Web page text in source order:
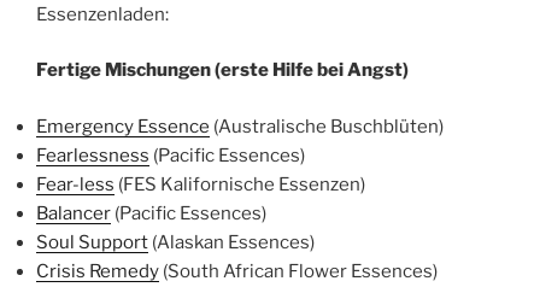
Essenzenladen:
Fertige Mischungen (erste Hilfe bei Angst)
Emergency Essence (Australische Buschblüten)
Fearlessness (Pacific Essences)
Fear-less (FES Kalifornische Essenzen)
Balancer (Pacific Essences)
Soul Support (Alaskan Essences)
Crisis Remedy (South African Flower Essences)